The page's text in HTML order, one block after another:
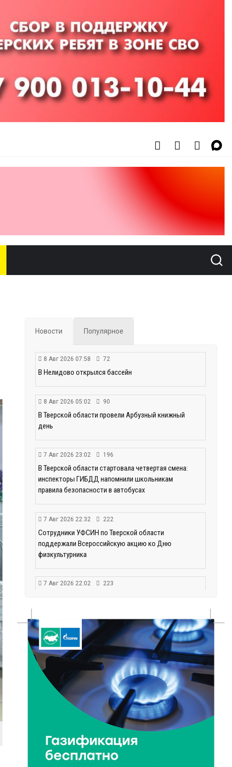
Новости Популярное
8 Авг 2026 07:58 72
В Нелидово открылся бассейн
8 Авг 2026 05:02 90
В Тверской области провели Арбузный книжный
день
7 Авг 2026 23:02 196
В Тверской области стартовала четвертая смена:
инспекторы ГИБДД напомнили школьникам
правила безопасности в автобусах
7 Авг 2026 22:32 222
Сотрудники УФСИН по Тверской области
поддержали Всероссийскую акцию ко Дню
физкультурника
7 Авг 2026 22:02 223
цифровом формате
7 Авг 2026 21:02 307
Социальный фонд РФ представил актуальные
данные о численности пенсионеров
7 Авг 2026 20:02 273
Как питаться, чтобы мозг работал лучше:
рекомендации фитнес ‑ специалиста Александра
Семина